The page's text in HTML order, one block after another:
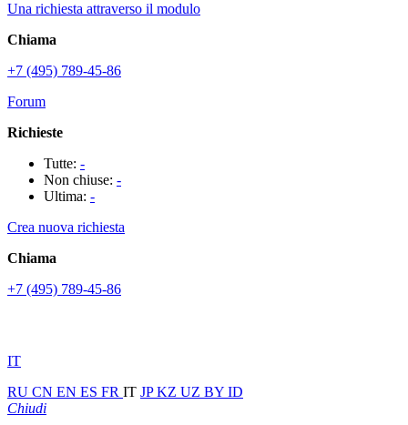
Una richiesta attraverso il modulo
Chiama
+7 (495) 789-45-86
Forum
Richieste
Tutte: -
Non chiuse: -
Ultima: -
Crea nuova richiesta
Chiama
+7 (495) 789-45-86
IT
RU CN EN ES FR IT JPKZ UZ BY ID
Chiudi